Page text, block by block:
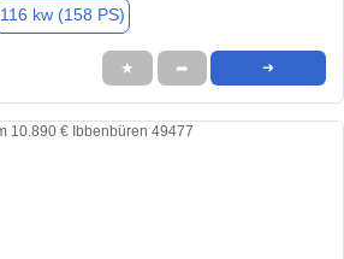
116 kw (158 PS)
★ ➦ ➜